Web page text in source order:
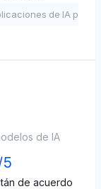
de IA
de IA
de acuerdo